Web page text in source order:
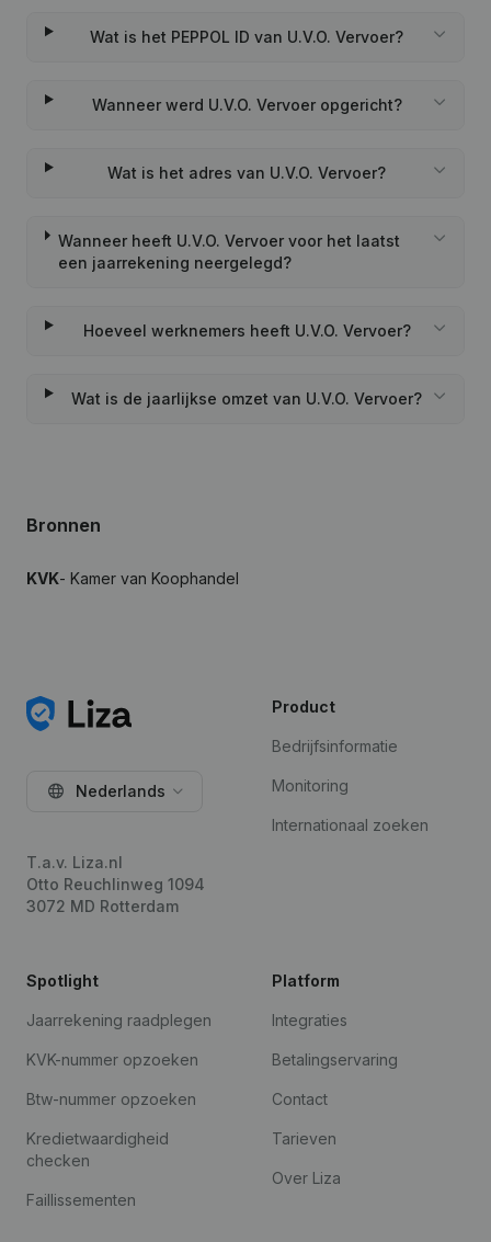
Wat is het PEPPOL ID van U.V.O. Vervoer?
Wanneer werd U.V.O. Vervoer opgericht?
Wat is het adres van U.V.O. Vervoer?
Wanneer heeft U.V.O. Vervoer voor het laatst
een jaarrekening neergelegd?
Hoeveel werknemers heeft U.V.O. Vervoer?
Wat is de jaarlijkse omzet van U.V.O. Vervoer?
Bronnen
KVK- Kamer van Koophandel
Nederlands
T.a.v. Liza.nl
Otto Reuchlinweg 1094
3072 MD Rotterdam
Product
Bedrijfsinformatie
Monitoring
Internationaal zoeken
Spotlight
Jaarrekening raadplegen
KVK-nummer opzoeken
Btw-nummer opzoeken
Kredietwaardigheid
checken
Faillissementen
Platform
Integraties
Betalingservaring
Contact
Tarieven
Over Liza